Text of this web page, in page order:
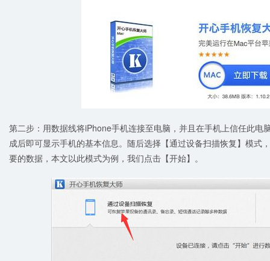
第二步：用数据线将iPhone手机连接至电脑，并且在手机上信任此电
成后即可显示手机的基本信息。随后选择【通过设备扫描恢复】模式
要的数据，本文以此模式为例，我们点击【开始】。